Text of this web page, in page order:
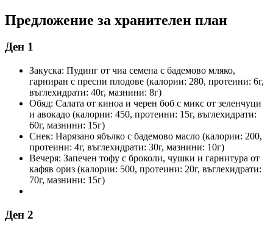
Предложение за хранителен план
Ден 1
Закуска: Пудинг от чиа семена с бадемово мляко,
гарниран с пресни плодове (калории: 280, протеини: 6г,
въглехидрати: 40г, мазнини: 8г)
Обяд: Салата от киноа и черен боб с микс от зеленчуци
и авокадо (калории: 450, протеини: 15г, въглехидрати:
60г, мазнини: 15г)
Снек: Нарязано ябълко с бадемово масло (калории: 200,
протеини: 4г, въглехидрати: 30г, мазнини: 10г)
Вечеря: Запечен тофу с броколи, чушки и гарнитура от
кафяв ориз (калории: 500, протеини: 20г, въглехидрати:
70г, мазнини: 15г)
Ден 2